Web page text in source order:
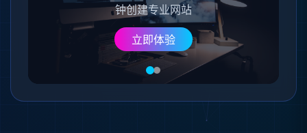
钟创建专业网站
立即体验